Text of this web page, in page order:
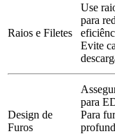
Raios e Filetes
Use
para
Evite
Design de
Furos
para
Para